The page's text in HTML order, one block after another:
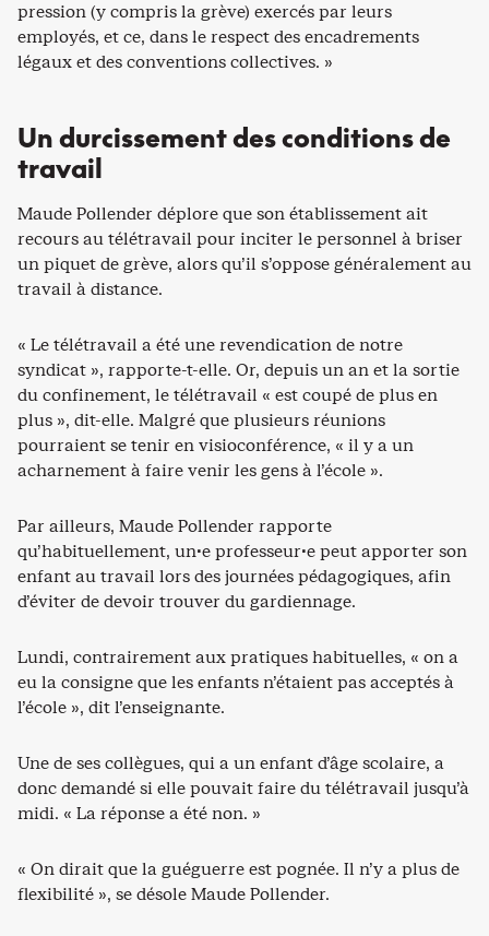
pression (y compris la grève) exercés par leurs
employés, et ce, dans le respect des encadrements
légaux et des conventions collectives. »
Un durcissement des conditions de
travail
Maude Pollender déplore que son établissement ait
recours au télétravail pour inciter le personnel à briser
un piquet de grève, alors qu’il s’oppose généralement au
travail à distance.
« Le télétravail a été une revendication de notre
syndicat », rapporte-t-elle. Or, depuis un an et la sortie
du confinement, le télétravail « est coupé de plus en
plus », dit-elle. Malgré que plusieurs réunions
pourraient se tenir en visioconférence, « il y a un
acharnement à faire venir les gens à l’école ».
Par ailleurs, Maude Pollender rapporte
qu’habituellement, un·e professeur·e peut apporter son
enfant au travail lors des journées pédagogiques, afin
d’éviter de devoir trouver du gardiennage.
Lundi, contrairement aux pratiques habituelles, « on a
eu la consigne que les enfants n’étaient pas acceptés à
l’école », dit l’enseignante.
Une de ses collègues, qui a un enfant d’âge scolaire, a
donc demandé si elle pouvait faire du télétravail jusqu’à
midi. « La réponse a été non. »
« On dirait que la guéguerre est pognée. Il n’y a plus de
flexibilité », se désole Maude Pollender.